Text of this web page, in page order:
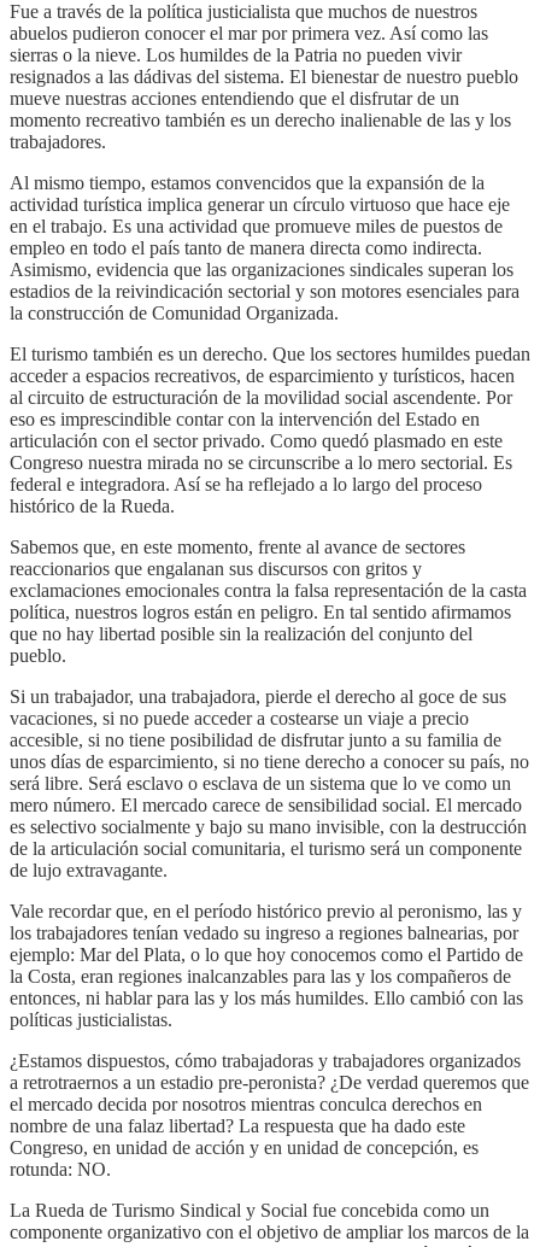
Fue a través de la política justicialista que muchos de nuestros
abuelos pudieron conocer el mar por primera vez. Así como las
sierras o la nieve. Los humildes de la Patria no pueden vivir
resignados a las dádivas del sistema. El bienestar de nuestro pueblo
mueve nuestras acciones entendiendo que el disfrutar de un
momento recreativo también es un derecho inalienable de las y los
trabajadores.
Al mismo tiempo, estamos convencidos que la expansión de la
actividad turística implica generar un círculo virtuoso que hace eje
en el trabajo. Es una actividad que promueve miles de puestos de
empleo en todo el país tanto de manera directa como indirecta.
Asimismo, evidencia que las organizaciones sindicales superan los
estadios de la reivindicación sectorial y son motores esenciales para
la construcción de Comunidad Organizada.
El turismo también es un derecho. Que los sectores humildes puedan
acceder a espacios recreativos, de esparcimiento y turísticos, hacen
al circuito de estructuración de la movilidad social ascendente. Por
eso es imprescindible contar con la intervención del Estado en
articulación con el sector privado. Como quedó plasmado en este
Congreso nuestra mirada no se circunscribe a lo mero sectorial. Es
federal e integradora. Así se ha reflejado a lo largo del proceso
histórico de la Rueda.
Sabemos que, en este momento, frente al avance de sectores
reaccionarios que engalanan sus discursos con gritos y
exclamaciones emocionales contra la falsa representación de la casta
política, nuestros logros están en peligro. En tal sentido afirmamos
que no hay libertad posible sin la realización del conjunto del
pueblo.
Si un trabajador, una trabajadora, pierde el derecho al goce de sus
vacaciones, si no puede acceder a costearse un viaje a precio
accesible, si no tiene posibilidad de disfrutar junto a su familia de
unos días de esparcimiento, si no tiene derecho a conocer su país, no
será libre. Será esclavo o esclava de un sistema que lo ve como un
mero número. El mercado carece de sensibilidad social. El mercado
es selectivo socialmente y bajo su mano invisible, con la destrucción
de la articulación social comunitaria, el turismo será un componente
de lujo extravagante.
Vale recordar que, en el período histórico previo al peronismo, las y
los trabajadores tenían vedado su ingreso a regiones balnearias, por
ejemplo: Mar del Plata, o lo que hoy conocemos como el Partido de
la Costa, eran regiones inalcanzables para las y los compañeros de
entonces, ni hablar para las y los más humildes. Ello cambió con las
políticas justicialistas.
¿Estamos dispuestos, cómo trabajadoras y trabajadores organizados
a retrotraernos a un estadio pre-peronista? ¿De verdad queremos que
el mercado decida por nosotros mientras conculca derechos en
nombre de una falaz libertad? La respuesta que ha dado este
Congreso, en unidad de acción y en unidad de concepción, es
rotunda: NO.
La Rueda de Turismo Sindical y Social fue concebida como un
componente organizativo con el objetivo de ampliar los marcos de la